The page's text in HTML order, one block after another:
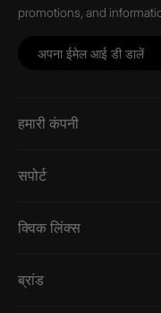
promotions, and
हमारी कंपनी
सपोर्ट
क्विक लिंक्स
ब्रांड